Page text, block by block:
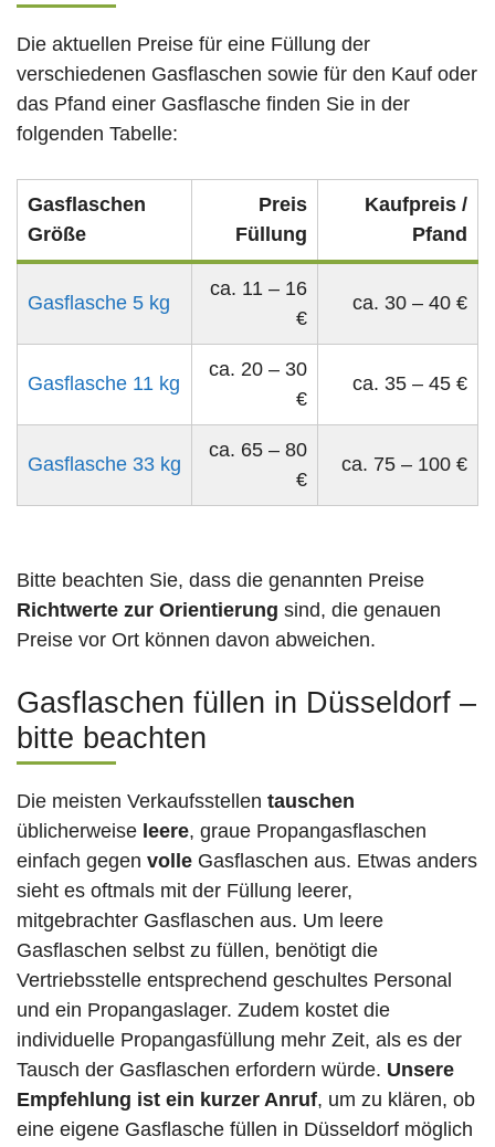
Die aktuellen Preise für eine Füllung der
verschiedenen Gasflaschen sowie für den Kauf oder
das Pfand einer Gasflasche finden Sie in der
folgenden Tabelle:
Gasflaschen
Größe
Preis
Füllung
Kaufpreis /
Pfand
Gasflasche 5 kg
ca. 11 – 16
€
ca. 30 – 40 €
Gasflasche 11 kg
ca. 20 – 30
€
ca. 35 – 45 €
Gasflasche 33 kg
ca. 65 – 80
€
ca. 75 – 100 €
Bitte beachten Sie, dass die genannten Preise
Richtwerte zur Orientierung sind, die genauen
Preise vor Ort können davon abweichen.
Gasflaschen füllen in Düsseldorf –
bitte beachten
Die meisten Verkaufsstellen tauschen
üblicherweise leere, graue Propangasflaschen
einfach gegen volle Gasflaschen aus. Etwas anders
sieht es oftmals mit der Füllung leerer,
mitgebrachter Gasflaschen aus. Um leere
Gasflaschen selbst zu füllen, benötigt die
Vertriebsstelle entsprechend geschultes Personal
und ein Propangaslager. Zudem kostet die
individuelle Propangasfüllung mehr Zeit, als es der
Tausch der Gasflaschen erfordern würde. Unsere
Empfehlung ist ein kurzer Anruf, um zu klären, ob
eine eigene Gasflasche füllen in Düsseldorf möglich